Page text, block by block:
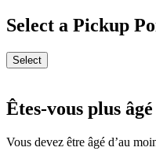
Select a Pickup
Select
Êtes-vous plus
Vous devez être âgé d’au